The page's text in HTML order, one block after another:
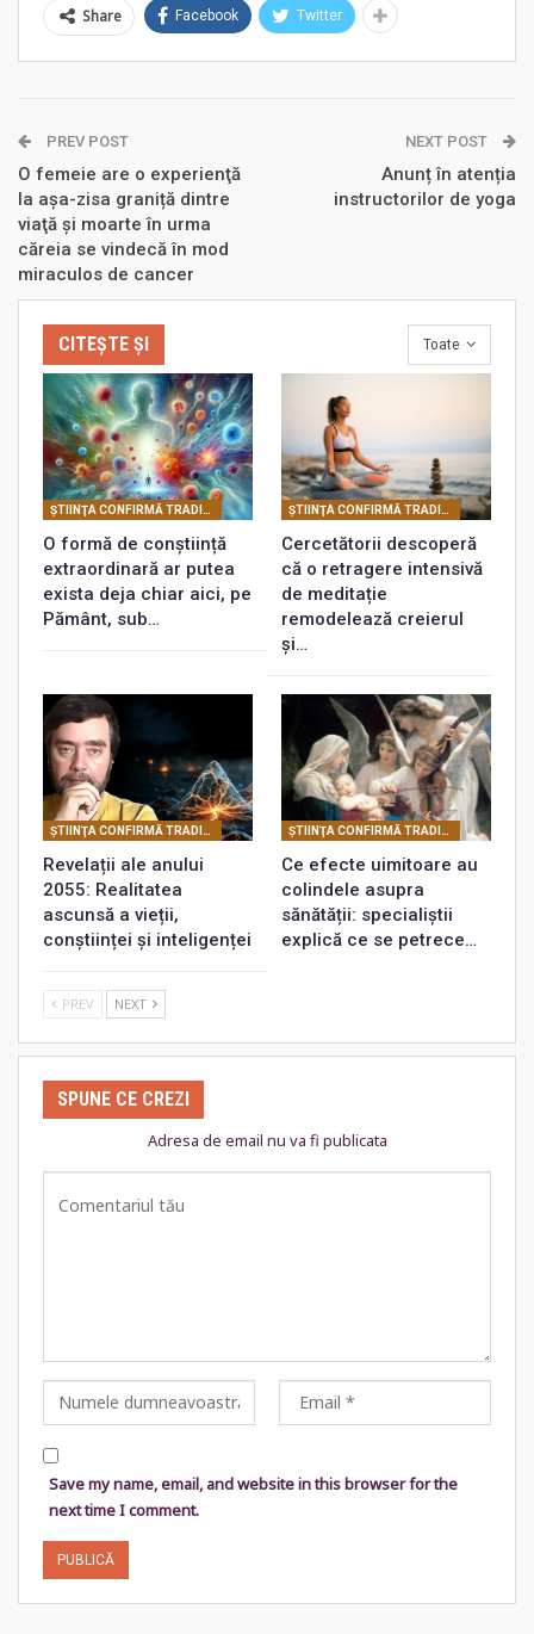
Share Facebook Twitter
PREV POST
O femeie are o experienţă
la așa-zisa graniță dintre
viaţă şi moarte în urma
căreia se vindecă în mod
miraculos de cancer
NEXT POST
Anunț în atenția
instructorilor de yoga
Toate
CITEȘTE ȘI
ŞTIINŢA CONFIRMĂ TRADIŢIILE SPIRITUALE
O formă de conștiință
extraordinară ar putea
exista deja chiar aici, pe
Pământ, sub…
ŞTIINŢA CONFIRMĂ TRADIŢIILE SPIRITUALE
Cercetătorii descoperă
că o retragere intensivă
de meditație
remodelează creierul
și…
ŞTIINŢA CONFIRMĂ TRADIŢIILE SPIRITUALE
Revelații ale anului
2055: Realitatea
ascunsă a vieții,
conștiinței și inteligenței
ŞTIINŢA CONFIRMĂ TRADIŢIILE SPIRITUALE
Ce efecte uimitoare au
colindele asupra
sănătății: specialiștii
explică ce se petrece…
PREV NEXT
SPUNE CE CREZI
Adresa de email nu va fi publicata
Save my name, email, and website in this browser for the
next time I comment.